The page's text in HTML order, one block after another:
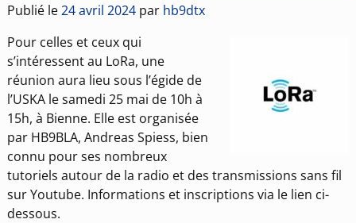
Publié le24 avril 2024 par hb9dtx
Pour celles et ceux qui
s’intéressent au LoRa, une
réunion aura lieu sous l’égide de
l’USKA le samedi 25 mai de 10h à
15h, à Bienne. Elle est organisée
par HB9BLA, Andreas Spiess, bien
connu pour ses nombreux
tutoriels autour de la radio et des transmissions sans fil
sur Youtube. Informations et inscriptions via le lien ci-
dessous.